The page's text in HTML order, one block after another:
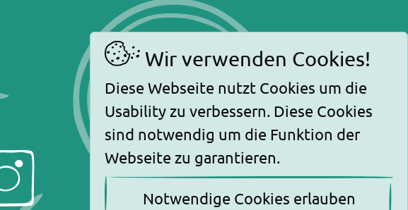
ed.uadnil-leppih@ofni
0800-
2281200
Wir verwenden Cookies!
Diese Webseite nutzt Cookies um die
Usability zu verbessern. Diese Cookies
sind notwendig um die Funktion der
Webseite zu garantieren.
Notwendige Cookies erlauben